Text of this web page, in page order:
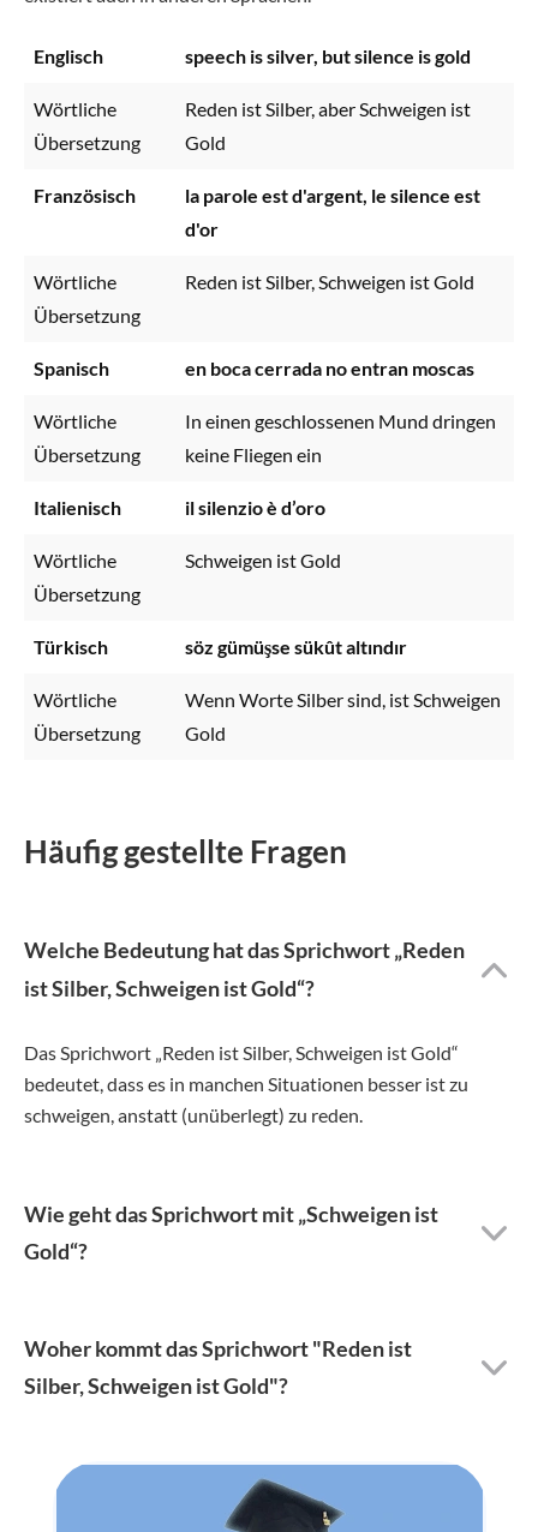
Englisch speech is silver, but silence is gold
Wörtliche
Übersetzung
Reden ist Silber, aber Schweigen ist
Gold
Französisch
la parole est d'argent, le silence est
d'or
Wörtliche
Übersetzung
Reden ist Silber, Schweigen ist Gold
Spanisch en boca cerrada no entran moscas
Wörtliche
Übersetzung
In einen geschlossenen Mund dringen
keine Fliegen ein
Italienisch il silenzio è d’oro
Wörtliche
Übersetzung
Schweigen ist Gold
Türkisch söz gümüşse sükût altındır
Wörtliche
Übersetzung
Wenn Worte Silber sind, ist Schweigen
Gold
Häufig gestellte Fragen
Welche Bedeutung hat das Sprichwort „Reden
ist Silber, Schweigen ist Gold“?
Das Sprichwort „Reden ist Silber, Schweigen ist Gold“
bedeutet, dass es in manchen Situationen besser ist zu
schweigen, anstatt (unüberlegt) zu reden.
Wie geht das Sprichwort mit „Schweigen ist
Gold“?
Woher kommt das Sprichwort "Reden ist
Silber, Schweigen ist Gold"?